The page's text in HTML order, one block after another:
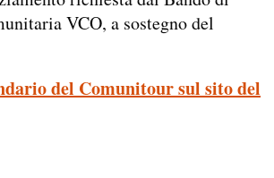
VCO, a sostegno del
del Comunitour sul sito del